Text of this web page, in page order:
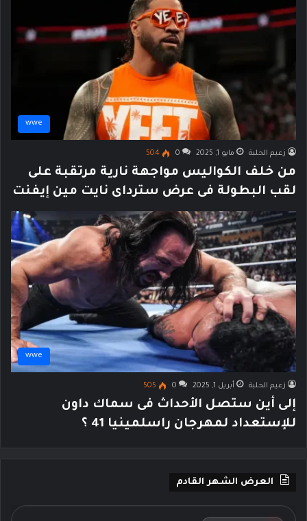
wwe
زعيم الحلبة مايو 1, 2025 0
504
من خلف الكواليس مواجهة نارية مرتقبة على
لقب البطولة فى عرض سترداى نايت مين إيفنت
wwe
زعيم الحلبة أبريل 1, 2025 0
505
إلى أين ستصل الأحداث فى سماك داون
للإستعداد لمهرجان راسلمينيا 41 ؟
العرض الشهر القادم